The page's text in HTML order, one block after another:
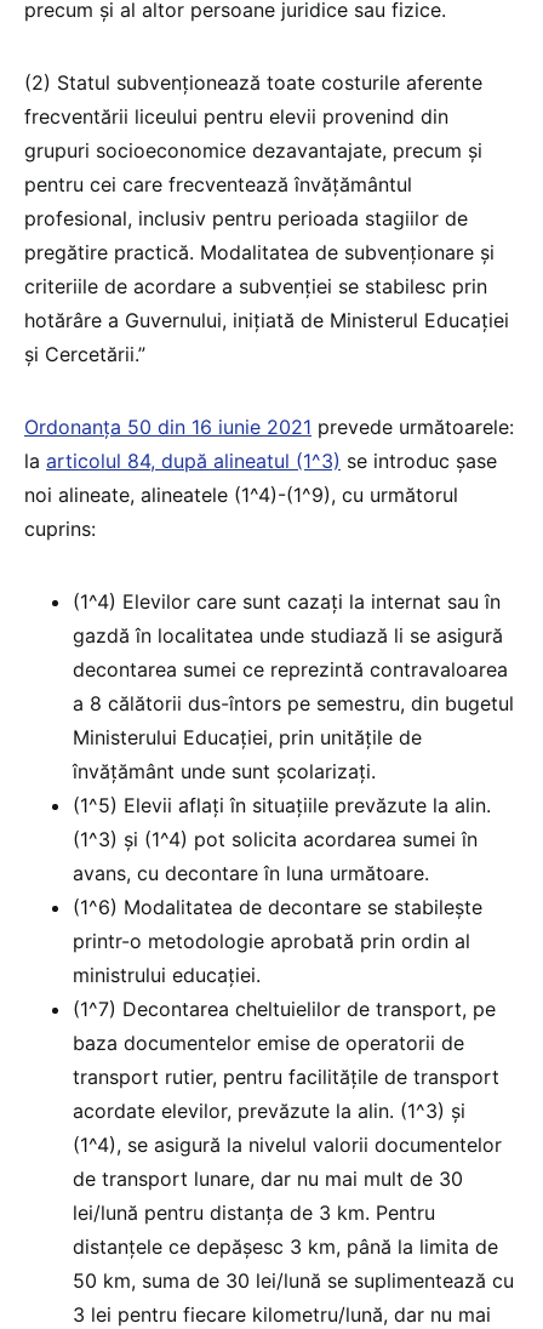
precum și al altor persoane juridice sau fizice.
(2) Statul subvenționează toate costurile aferente
frecventării liceului pentru elevii provenind din
grupuri socioeconomice dezavantajate, precum și
pentru cei care frecventează învățământul
profesional, inclusiv pentru perioada stagiilor de
pregătire practică. Modalitatea de subvenționare și
criteriile de acordare a subvenției se stabilesc prin
hotărâre a Guvernului, inițiată de Ministerul Educației
și Cercetării.”
Ordonanța 50 din 16 iunie 2021 prevede următoarele:
la articolul 84, după alineatul (1^3) se introduc șase
noi alineate, alineatele (1^4)-(1^9), cu următorul
cuprins:
(1^4) Elevilor care sunt cazați la internat sau în
gazdă în localitatea unde studiază li se asigură
decontarea sumei ce reprezintă contravaloarea
a 8 călătorii dus-întors pe semestru, din bugetul
Ministerului Educației, prin unitățile de
învățământ unde sunt școlarizați.
(1^5) Elevii aflați în situațiile prevăzute la alin.
(1^3) și (1^4) pot solicita acordarea sumei în
avans, cu decontare în luna următoare.
(1^6) Modalitatea de decontare se stabilește
printr-o metodologie aprobată prin ordin al
ministrului educației.
(1^7) Decontarea cheltuielilor de transport, pe
baza documentelor emise de operatorii de
transport rutier, pentru facilitățile de transport
acordate elevilor, prevăzute la alin. (1^3) și
(1^4), se asigură la nivelul valorii documentelor
de transport lunare, dar nu mai mult de 30
lei/lună pentru distanța de 3 km. Pentru
distanțele ce depășesc 3 km, până la limita de
50 km, suma de 30 lei/lună se suplimentează cu
3 lei pentru fiecare kilometru/lună, dar nu mai